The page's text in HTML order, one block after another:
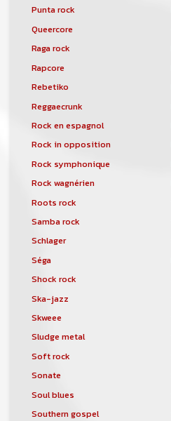
Punta rock
Queercore
Raga rock
Rapcore
Rebetiko
Reggaecrunk
Rock en espagnol
Rock in opposition
Rock symphonique
Rock wagnérien
Roots rock
Samba rock
Schlager
Séga
Shock rock
Ska-jazz
Skweee
Sludge metal
Soft rock
Sonate
Soul blues
Southern gospel